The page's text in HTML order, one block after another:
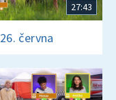
27:43
26. června